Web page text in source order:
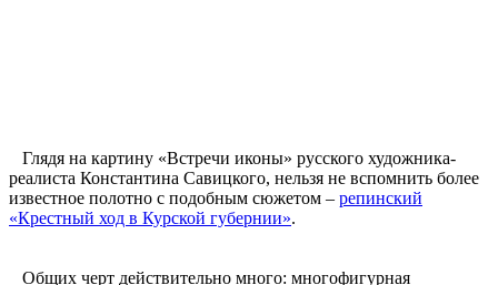
Глядя на картину «Встречи иконы» русского художника-
реалиста Константина Савицкого, нельзя не вспомнить более
известное полотно с подобным сюжетом – репинский
«Крестный ход в Курской губернии».
Общих черт действительно много: многофигурная